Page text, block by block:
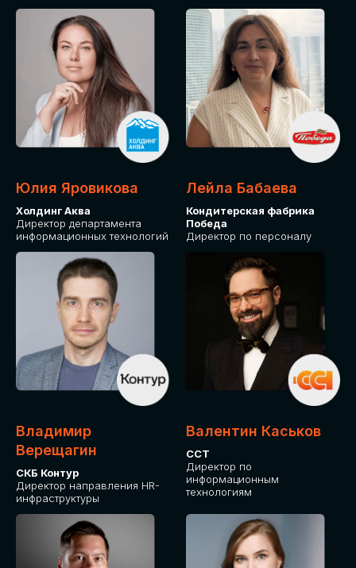
Юлия Яровикова
Холдинг Аква
Директор департамента
информационных технологий
Лейла Бабаева
Кондитерская фабрика
Победа
Директор по персоналу
Владимир
Верещагин
СКБ Контур
Директор направления HR-
инфраструктуры
Валентин Каськов
ССТ
Директор по
информационным
технологиям